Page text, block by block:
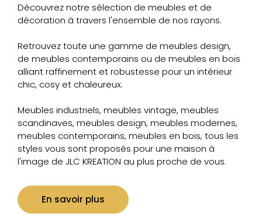
Découvrez notre sélection de meubles et de
décoration à travers l'ensemble de nos rayons.
Retrouvez toute une gamme de meubles design,
de meubles contemporains ou de meubles en bois
alliant raffinement et robustesse pour un intérieur
chic, cosy et chaleureux.
Meubles industriels, meubles vintage, meubles
scandinaves, meubles design, meubles modernes,
meubles contemporains, meubles en bois, tous les
styles vous sont proposés pour une maison à
l'image de JLC KREATION au plus proche de vous.
En savoir plus